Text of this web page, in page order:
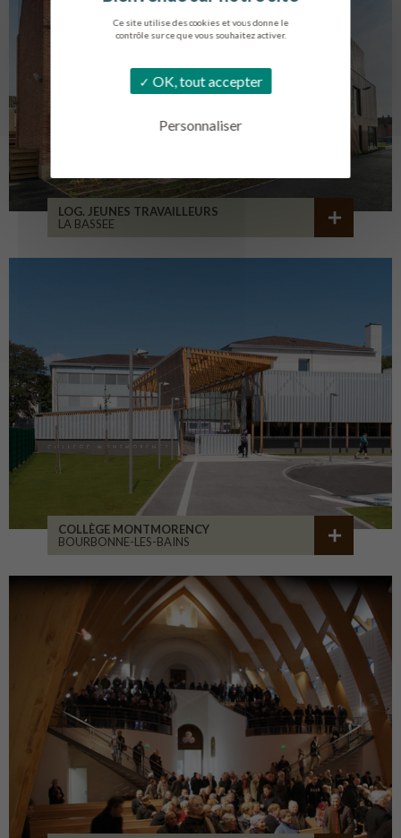
Ce site utilise des cookies et vous donne le
contrôle sur ce que vous souhaitez activer.
OK, tout accepter
Personnaliser
LOG. JEUNES TRAVAILLEURS
LA BASSEE
COLLÈGE MONTMORENCY
BOURBONNE-LES-BAINS